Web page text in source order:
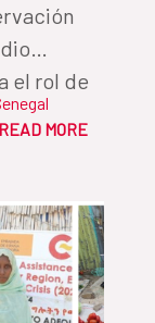
el rol de
de
que
el
y la
READ MORE